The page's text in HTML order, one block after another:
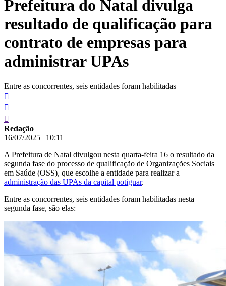
conteúdo
Prefeitura do Natal divulga
resultado de qualificação para
contrato de empresas para
administrar UPAs
Entre as concorrentes, seis entidades foram habilitadas
Redação
16/07/2025 | 10:11
A Prefeitura de Natal divulgou nesta quarta-feira 16 o resultado da
segunda fase do processo de qualificação de Organizações Sociais
em Saúde (OSS), que escolhe a entidade para realizar a
administração das UPAs da capital potiguar.
Entre as concorrentes, seis entidades foram habilitadas nesta
segunda fase, são elas: